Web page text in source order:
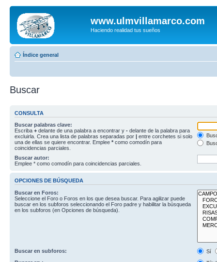
www.ulmvillamarco.com
Haciendo realidad tus sueños
Índice general
Buscar
CONSULTA
Buscar palabras clave:
Escriba + delante de una palabra a encontrar y - delante de la palabra para
excluirla. Crea una lista de palabras separadas por | entre corchetes si solo
una de ellas se quiere encontrar. Emplee * como comodín para
coincidencias parciales.
Buscar autor:
Emplee * como comodín para coincidencias parciales.
OPCIONES DE BÚSQUEDA
Buscar en Foros:
Seleccione el Foro o Foros en los que desea buscar. Para agilizar puede
buscar en los subforos seleccionando el Foro padre y habilitar la búsqueda
en los subforos (en Opciones de búsqueda).
Buscar en subforos:
Sí